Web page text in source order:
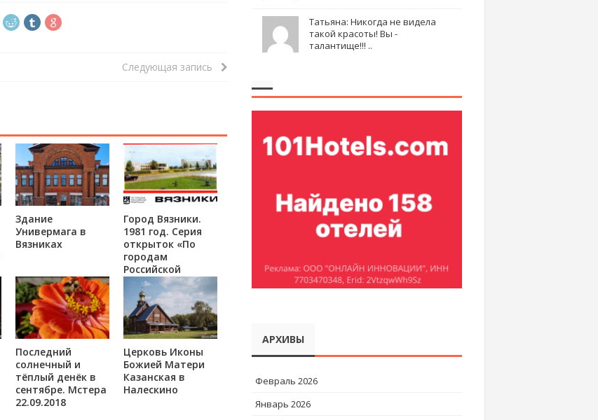
Следующая запись
Здание
Универмага в
Вязниках
Город Вязники.
1981 год. Серия
открыток «По
городам
Российской
Федерации.
Последний
солнечный и
тёплый денёк в
сентябре. Мстера
22.09.2018
Церковь Иконы
Божией Матери
Казанская в
Налескино
Татьяна: Никогда не видела
такой красоты! Вы -
талантище!!! ..
АРХИВЫ
Февраль 2026
Январь 2026